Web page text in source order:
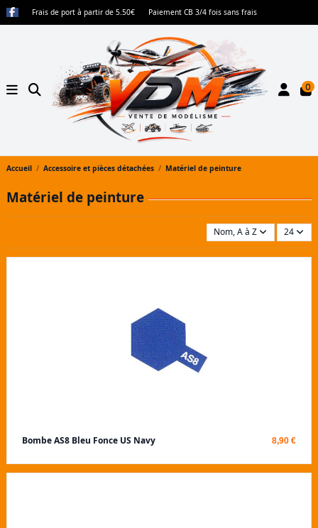
Frais de port à partir de 5.50€ Paiement CB 3/4 fois sans frais
0
Accueil Accessoire et pièces détachées Matériel de peinture
Matériel de peinture
Nom, A à Z 24
Bombe AS8 Bleu Fonce US Navy 8,90 €